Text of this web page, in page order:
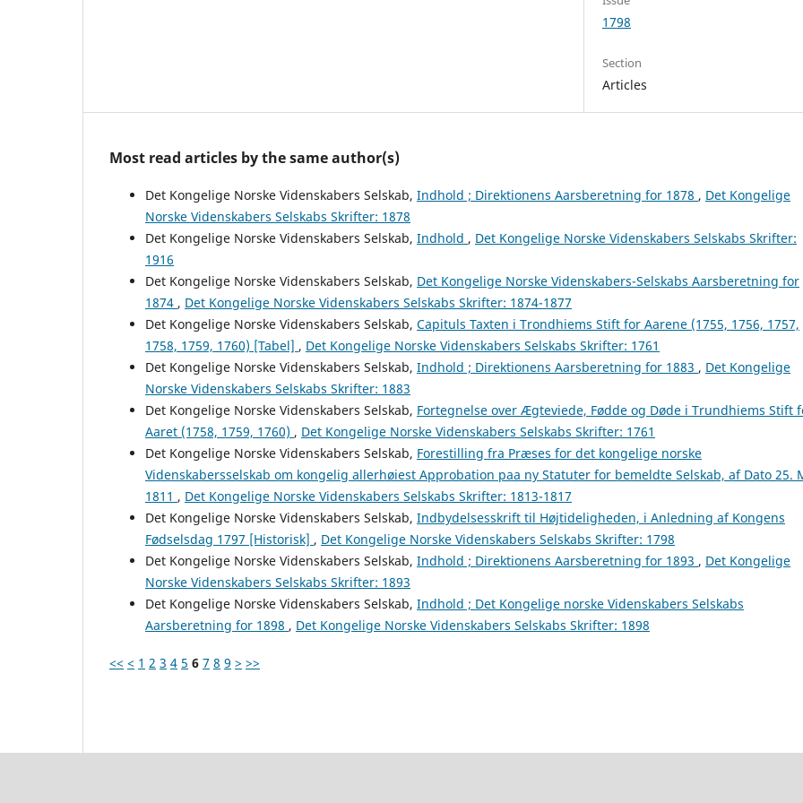
1798
Section
Articles
Most read articles by the same author(s)
Det Kongelige Norske Videnskabers Selskab, Indhold ; Direktionens Aarsberetning for 1878 , Det Kongelige
Norske Videnskabers Selskabs Skrifter: 1878
Det Kongelige Norske Videnskabers Selskab, Indhold , Det Kongelige Norske Videnskabers Selskabs Skrifter:
1916
Det Kongelige Norske Videnskabers Selskab, Det Kongelige Norske Videnskabers-Selskabs Aarsberetning for
1874 , Det Kongelige Norske Videnskabers Selskabs Skrifter: 1874-1877
Det Kongelige Norske Videnskabers Selskab, Capituls Taxten i Trondhiems Stift for Aarene (1755, 1756, 1757,
1758, 1759, 1760) [Tabel] , Det Kongelige Norske Videnskabers Selskabs Skrifter: 1761
Det Kongelige Norske Videnskabers Selskab, Indhold ; Direktionens Aarsberetning for 1883 , Det Kongelige
Norske Videnskabers Selskabs Skrifter: 1883
Det Kongelige Norske Videnskabers Selskab, Fortegnelse over Ægteviede, Fødde og Døde i Trundhiems Stift
Aaret (1758, 1759, 1760) , Det Kongelige Norske Videnskabers Selskabs Skrifter: 1761
Det Kongelige Norske Videnskabers Selskab, Forestilling fra Præses for det kongelige norske
Videnskabersselskab om kongelig allerhøiest Approbation paa ny Statuter for bemeldte Selskab, af Dato 25.
1811 , Det Kongelige Norske Videnskabers Selskabs Skrifter: 1813-1817
Det Kongelige Norske Videnskabers Selskab, Indbydelsesskrift til Højtideligheden, i Anledning af Kongens
Fødselsdag 1797 [Historisk] , Det Kongelige Norske Videnskabers Selskabs Skrifter: 1798
Det Kongelige Norske Videnskabers Selskab, Indhold ; Direktionens Aarsberetning for 1893 , Det Kongelige
Norske Videnskabers Selskabs Skrifter: 1893
Det Kongelige Norske Videnskabers Selskab, Indhold ; Det Kongelige norske Videnskabers Selskabs
Aarsberetning for 1898 , Det Kongelige Norske Videnskabers Selskabs Skrifter: 1898
<< < 1 2 3 4 5 6 7 8 9 > >>